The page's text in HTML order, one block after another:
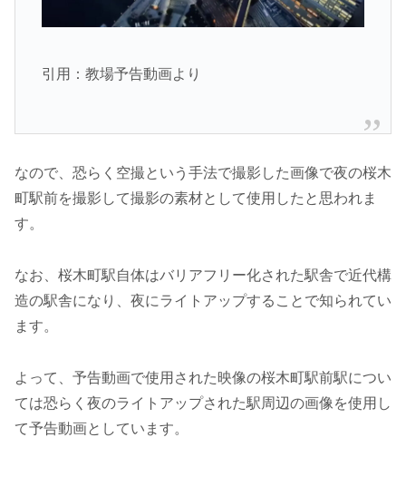
引用：教場予告動画より
なので、恐らく空撮という手法で撮影した画像で夜の桜木
町駅前を撮影して撮影の素材として使用したと思われま
す。
なお、桜木町駅自体はバリアフリー化された駅舎で近代構
造の駅舎になり、夜にライトアップすることで知られてい
ます。
よって、予告動画で使用された映像の桜木町駅前駅につい
ては恐らく夜のライトアップされた駅周辺の画像を使用し
て予告動画としています。